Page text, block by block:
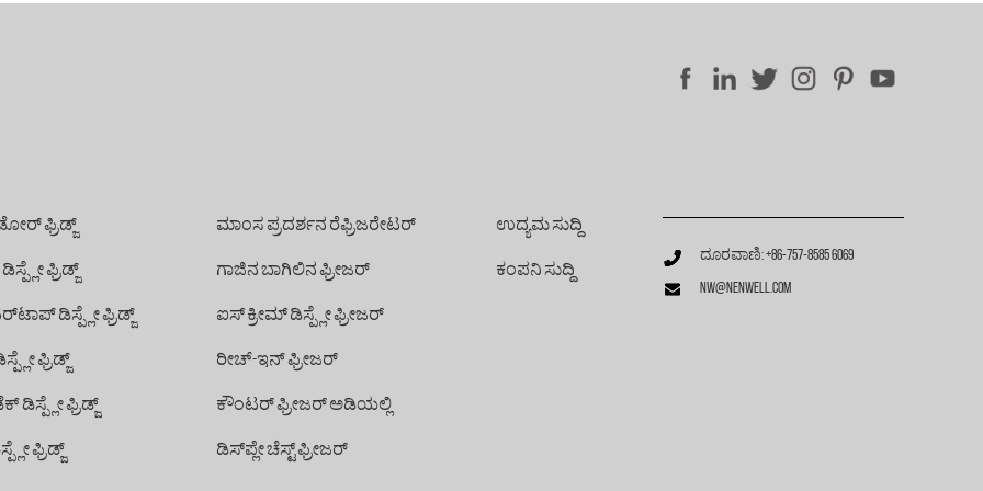
ಡೋರ್ ಫ್ರಿಡ್ಜ್
ಫ್ರಿಡ್ಜ್
ಡಿಸ್ಪ್ಲೇ ಫ್ರಿಡ್ಜ್
ಫ್ರಿಡ್ಜ್
ಡಿಸ್ಪ್ಲೇ ಫ್ರಿಡ್ಜ್
ಫ್ರಿಡ್ಜ್
ಮಾಂಸ ಪ್ರದರ್ಶನ ರೆಫ್ರಿಜರೇಟರ್
ಗಾಜಿನ ಬಾಗಿಲಿನ ಫ್ರೀಜರ್
ಐಸ್ ಕ್ರೀಮ್ ಡಿಸ್ಪ್ಲೇ ಫ್ರೀಜರ್
ರೀಚ್-ಇನ್ ಫ್ರೀಜರ್
ಕೌಂಟರ್ ಫ್ರೀಜರ್ ಅಡಿಯಲ್ಲಿ
ಡಿಸ್‌ಪ್ಲೇ ಚೆಸ್ಟ್ ಫ್ರೀಜರ್
ಉದ್ಯಮ ಸುದ್ದಿ
ಕಂಪನಿ ಸುದ್ದಿ
ದೂರವಾಣಿ: +86-757-8585 6069
nw@nenwell.com